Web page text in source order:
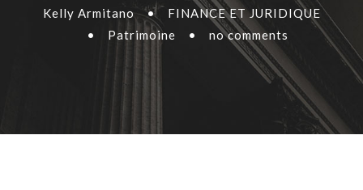
Kelly Armitano •
FINANCE ET JURIDIQUE
•
Patrimoine • no comments